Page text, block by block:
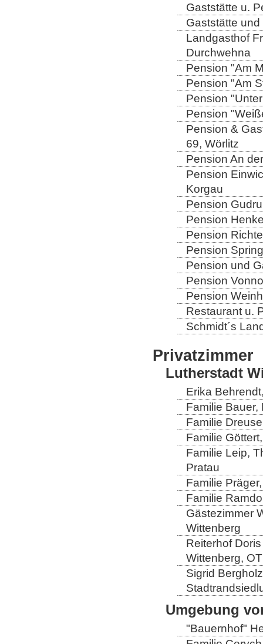
Gaststätte u.
Gaststätte
Landgasthof
Durchwehna
Pension "Am
Pension "Am
Pension
Pension
Pension &
69, Wörlitz
Pension An
Pension
Korgau
Pension
Pension
Pension
Pension
Pension und
Pension
Pension
Restaurant u.
Schmidt´s
Privatzimmer
Lutherstadt
Erika
Familie Bauer,
Familie
Familie
Familie Leip,
Pratau
Familie
Familie
Gästezimmer
Wittenberg
Reiterhof
Wittenberg,
Sigrid
Umgebung
"Bauernhof"